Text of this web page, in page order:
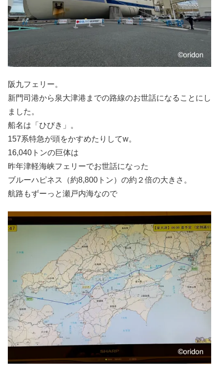
阪九フェリー。
新門司港から泉大津港までの路線のお世話になることにし
ました。
船名は「ひびき」。
157系特急が頭をかすめたりしてw。
16,040トンの巨体は
昨年津軽海峡フェリーでお世話になった
ブルーハピネス（約8,800トン）の約２倍の大きさ。
航路もずーっと瀬戸内海なので